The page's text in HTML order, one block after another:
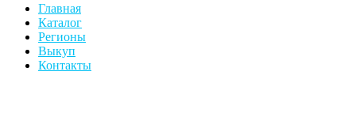
Главная
Каталог
Регионы
Выкуп
Контакты